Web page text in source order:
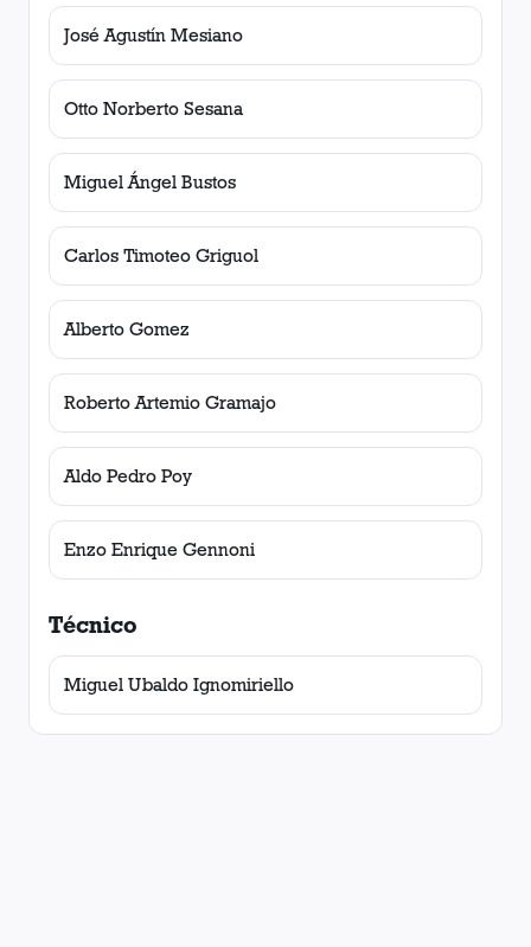
José Agustín Mesiano
Otto Norberto Sesana
Miguel Ángel Bustos
Carlos Timoteo Griguol
Alberto Gomez
Roberto Artemio Gramajo
Aldo Pedro Poy
Enzo Enrique Gennoni
Técnico
Miguel Ubaldo Ignomiriello